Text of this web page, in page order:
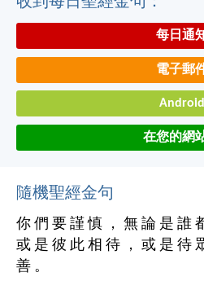
每日通
電子郵
Android
在您的網
隨機聖經金句
你 們 要 謹 慎 ， 無 論 是 誰
或 是 彼 此 相 待 ， 或 是 待
善 。